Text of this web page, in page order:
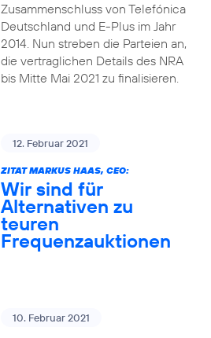
Zusammenschluss von Telefónica
Deutschland und E-Plus im Jahr
2014. Nun streben die Parteien an,
die vertraglichen Details des NRA
bis Mitte Mai 2021 zu finalisieren.
12. Februar 2021
ZITAT MARKUS HAAS, CEO:
Wir sind für
Alternativen zu
teuren
Frequenzauktionen
10. Februar 2021